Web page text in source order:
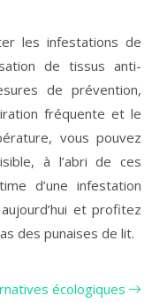
les infestations de
de tissus anti-
de prévention,
fréquente et le
vous pouvez
à l’abri de ces
d’une infestation
et profitez
des punaises de lit.
écologiques